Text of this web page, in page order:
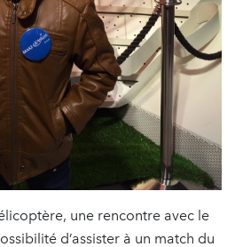
une rencontre avec le
d’assister à un match du